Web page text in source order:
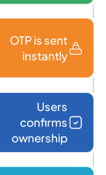
OTP is sent
instantly
Users
confirms
ownership